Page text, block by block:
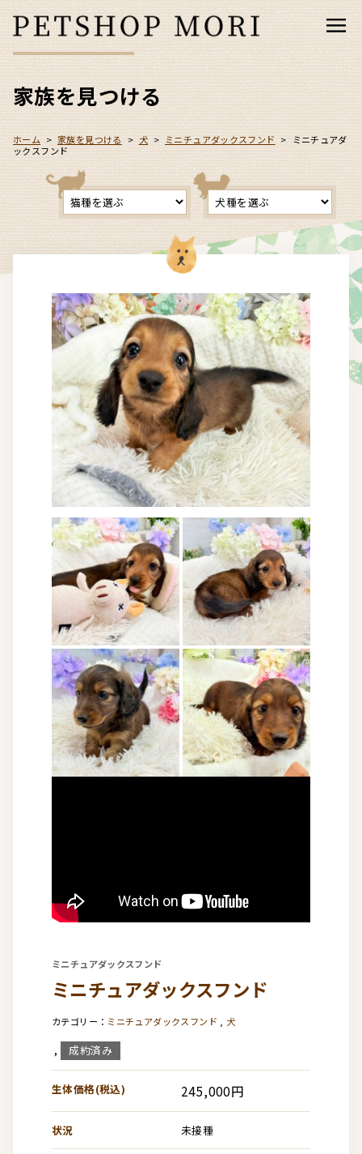
家族を見つける
ホーム > 家族を見つける > 犬 > ミニチュアダックスフンド > ミニチュアダ
ックスフンド
ミニチュアダックスフンド
ミニチュアダックスフンド
ミニチュアダックスフンド 犬
, 成約済み
生体価格(税込) 245,000円
状況 未接種